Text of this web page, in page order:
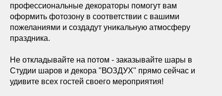
профессиональные декораторы помогут вам
оформить фотозону в соответствии с вашими
пожеланиями и создадут уникальную атмосферу
праздника.
Не откладывайте на потом - заказывайте шары в
Студии шаров и декора "ВОЗДУХ" прямо сейчас и
удивите всех гостей своего мероприятия!